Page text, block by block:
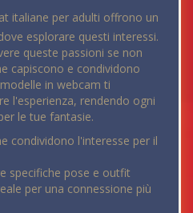
italiane per adulti offrono un
esplorare questi interessi.
queste passioni se non
capiscono e condividono
in webcam ti
l'esperienza, rendendo ogni
le tue fantasie.
condividono l'interesse per il
specifiche pose e outfit
per una connessione più